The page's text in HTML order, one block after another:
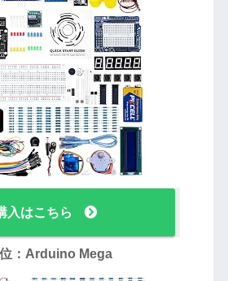
入はこちら
：Arduino Mega